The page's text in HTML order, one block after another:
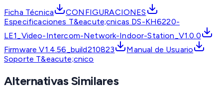
Ficha Técnica
CONFIGURACIONES
Especificaciones T&eacute;cnicas DS-KH6220-
LE1_Video-Intercom-Network-Indoor-Station_V1.0.0
Firmware V1.4.56_build210823
Manual de Usuario
Soporte T&eacute;cnico
Alternativas Similares